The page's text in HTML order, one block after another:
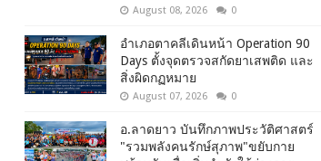
August 08, 2026 0
อำเภอตาคลีเดินหน้า Operation 90
Days ตั้งจุดตรวจสกัดยาเสพติด และ
สิ่งผิดกฏหมาย
August 07, 2026 0
อ.ลาดยาว บันทึกภาพประวัติศาสตร์
"รวมพลังคนรักษ์สุภาพ"ขยับกาย